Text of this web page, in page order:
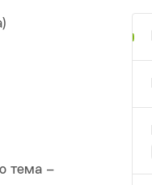
тема –